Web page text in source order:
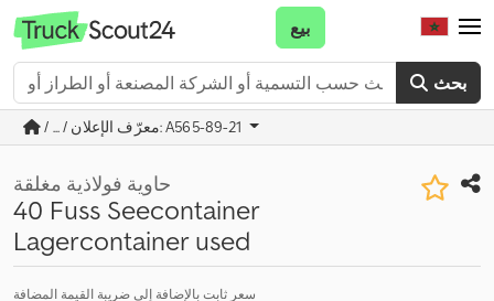
بحث
بيع
/ ... / معرّف الإعلان: A565-89-21
حاوية فولاذية مغلقة
40 Fuss Seecontainer
Lagercontainer used
سعر ثابت بالإضافة إلى ضريبة القيمة المضافة